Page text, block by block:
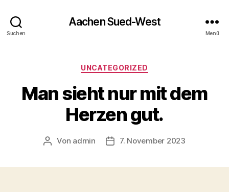
Suchen
Aachen Sued-West
Menü
Kategorien
UNCATEGORIZED
Man sieht nur mit dem
Herzen gut.
Beitragsautor
Von admin Veröffentlichungsdatum
7. November 2023